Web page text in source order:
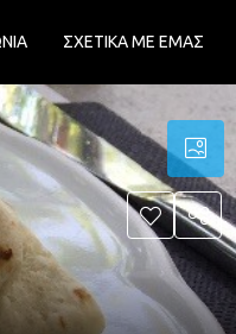
ΣΧΕΤΙΚΑ ΜΕ ΕΜΑΣ